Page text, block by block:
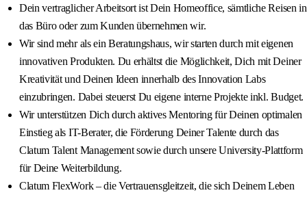
Dein vertraglicher Arbeitsort ist Dein Homeoffice, sämtliche Reisen in
das Büro oder zum Kunden übernehmen wir.
Wir sind mehr als ein Beratungshaus, wir starten durch mit eigenen
innovativen Produkten. Du erhältst die Möglichkeit, Dich mit Deiner
Kreativität und Deinen Ideen innerhalb des Innovation Labs
einzubringen. Dabei steuerst Du eigene interne Projekte inkl. Budget.
Wir unterstützen Dich durch aktives Mentoring für Deinen optimalen
Einstieg als IT-Berater, die Förderung Deiner Talente durch das
Clatum Talent Management sowie durch unsere University-Plattform
für Deine Weiterbildung.
Clatum FlexWork – die Vertrauensgleitzeit, die sich Deinem Leben